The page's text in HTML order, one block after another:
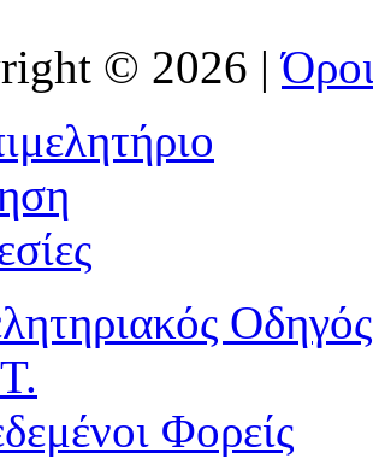
© 2026 |
Οδηγός
Φορείς